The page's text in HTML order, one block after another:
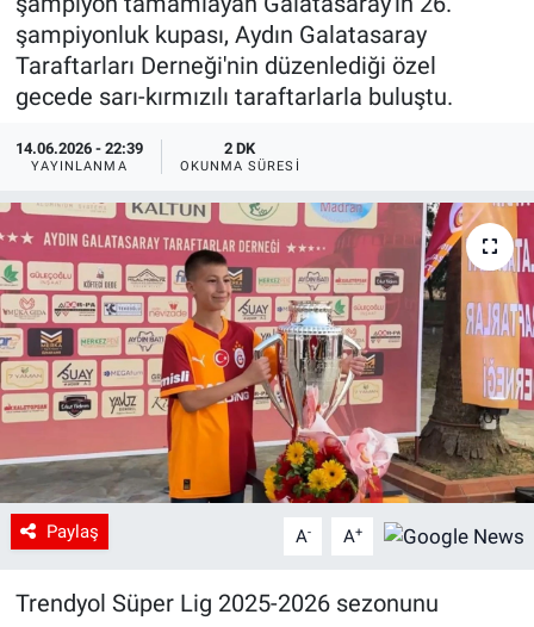
şampiyonluk kupası, Aydın Galatasaray
Taraftarları Derneği'nin düzenlediği özel
gecede sarı-kırmızılı taraftarlarla buluştu.
14.06.2026 - 22:39
YAYINLANMA
2 DK
OKUNMA SÜRESI
Paylaş A- A+
Trendyol Süper Lig 2025-2026 sezonunu